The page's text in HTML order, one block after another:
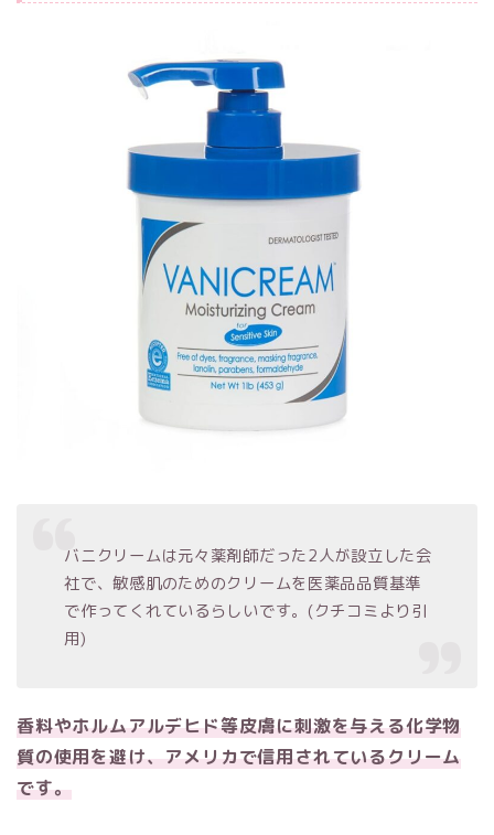
バニクリームは元々薬剤師だった2人が設立した会
社で、敏感肌のためのクリームを医薬品品質基準
で作ってくれているらしいです。(クチコミより引
用)
香料やホルムアルデヒド等皮膚に刺激を与える化学物
質の使用を避け、アメリカで信用されているクリーム
です。